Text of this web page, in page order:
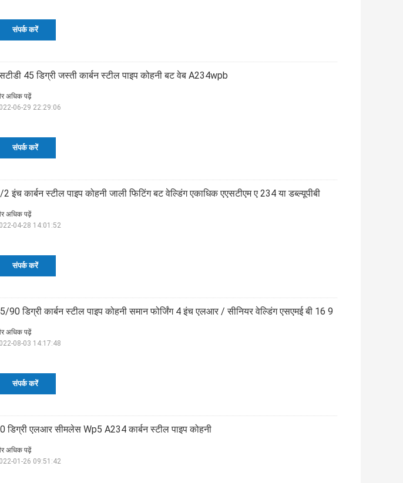
संपर्क करें
45 डिग्री जस्ती कार्बन स्टील पाइप कोहनी बट वेब A234wpb
संपर्क करें
अधिक पढ़ें
06-29 22:29:06
2 इंच कार्बन स्टील पाइप कोहनी जाली फिटिंग बट वेल्डिंग एकाधिक एएसटीएम ए 234 या डब्ल्यूपीबी
संपर्क करें
अधिक पढ़ें
04-28 14:01:52
90 डिग्री कार्बन स्टील पाइप कोहनी समान फोर्जिंग 4 इंच एलआर / सीनियर वेल्डिंग एसएमई बी 16 9
संपर्क करें
अधिक पढ़ें
08-03 14:17:48
डिग्री एलआर सीमलेस Wp5 A234 कार्बन स्टील पाइप कोहनी
अधिक पढ़ें
01-26 09:51:42